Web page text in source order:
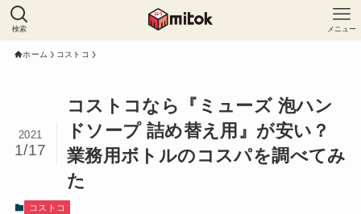
検索 メニュー
ホーム コストコ
コストコなら『ミューズ 泡ハン
ドソープ 詰め替え用』が安い？
業務用ボトルのコスパを調べてみ
た
2021
1/17
コストコ